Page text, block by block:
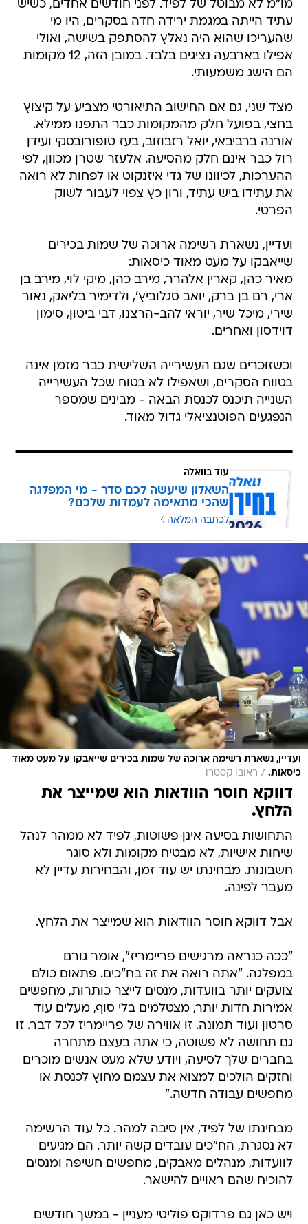
מו"מ לא מבוטל של לפיד. לפני חודשים אחדים, כשיש
עתיד הייתה במגמת ירידה חדה בסקרים, היו מי
שהעריכו שהוא היה נאלץ להסתפק בשישה, ואולי
אפילו בארבעה נציגים בלבד. במובן הזה, 12 מקומות
הם הישג משמעותי.
מצד שני, גם אם החישוב התיאורטי מצביע על קיצוץ
בחצי, בפועל חלק מהמקומות כבר התפנו ממילא.
אורנה ברביבאי, יואל רזבוזוב, בעז טופורובסקי ועידן
רול כבר אינם חלק מהסיעה. אלעזר שטרן מכוון, לפי
ההערכות, לכיוונו של גדי איזנקוט או לפחות לא רואה
את עתידו ביש עתיד, ורון כץ צפוי לעבור לשוק
הפרטי.
ועדיין, נשארת רשימה ארוכה של שמות בכירים
שייאבקו על מעט מאוד כיסאות:
מאיר כהן, קארין אלהרר, מירב כהן, מיקי לוי, מירב בן
ארי, רם בן ברק, יואב סגלוביץ', ולדימיר בליאק, נאור
שירי, מיכל שיר, יוראי להב-הרצנו, דבי ביטון, סימון
דוידסון ואחרים.
וכשזוכרים שגם העשירייה השלישית כבר מזמן אינה
בטווח הסקרים, ושאפילו לא בטוח שכל העשירייה
השנייה תיכנס לכנסת הבאה - מבינים שמספר
הנפגעים הפוטנציאלי גדול מאוד.
עוד בוואלה
השאלון שיעשה לכם סדר - מי המפלגה
שהכי מתאימה לעמדות שלכם?
לכתבה המלאה
ועדיין, נשארת רשימה ארוכה של שמות בכירים שייאבקו על מעט מאוד
כיסאות. / ראובן קסטרו
דווקא חוסר הוודאות הוא שמייצר את
הלחץ.
התחושות בסיעה אינן פשוטות, לפיד לא ממהר לנהל
שיחות אישיות, לא מבטיח מקומות ולא סוגר
חשבונות. מבחינתו יש עוד זמן, והבחירות עדיין לא
מעבר לפינה.
אבל דווקא חוסר הוודאות הוא שמייצר את הלחץ.
"ככה כנראה מרגישים פריימריז", אומר גורם
במפלגה. "אתה רואה את זה בח"כים. פתאום כולם
צועקים יותר בוועדות, מנסים לייצר כותרות, מחפשים
אמירות חדות יותר, מצטלמים בלי סוף, מעלים עוד
סרטון ועוד תמונה. זו אווירה של פריימריז לכל דבר. זו
גם תחושה לא פשוטה, כי אתה בעצם מתחרה
בחברים שלך לסיעה, ויודע שלא מעט אנשים מוכרים
וחזקים הולכים למצוא את עצמם מחוץ לכנסת או
מחפשים עבודה חדשה."
מבחינתו של לפיד, אין סיבה למהר. כל עוד הרשימה
לא נסגרת, הח"כים עובדים קשה יותר. הם מגיעים
לוועדות, מנהלים מאבקים, מחפשים חשיפה ומנסים
להוכיח שהם ראויים להישאר.
ויש כאן גם פרדוקס פוליטי מעניין - במשך חודשים